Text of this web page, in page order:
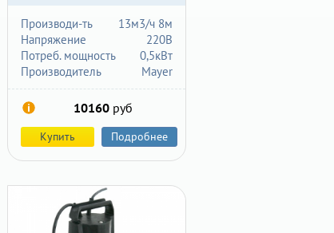
13м3/ч 8м
Производи-ть
220В
Напряжение
0,5кВт
Потреб. мощность
Mayer
Производитель
10160руб
Купить Подробнее